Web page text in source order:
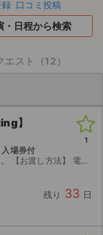
録 口コミ投稿
・日程から検索
エスト（12）
】
場券付
公演が中止となった場合のみ、手数料を差し引いた金...
残り 33 日
1